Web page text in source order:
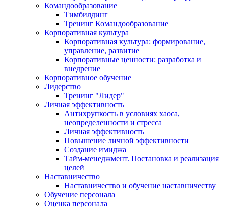
Командообразование
Тимбилдинг
Тренинг Командообразование
Корпоративная культура
Корпоративная культура: формирование,
управление, развитие
Корпоративные ценности: разработка и
внедрение
Корпоративное обучение
Лидерство
Тренинг "Лидер"
Личная эффективность
Антихрупкость в условиях хаоса,
неопределенности и стресса
Личная эффективность
Повышение личной эффективности
Создание имиджа
Тайм-менеджмент. Постановка и реализация
целей
Наставничество
Наставничество и обучение наставничеству
Обучение персонала
Оценка персонала